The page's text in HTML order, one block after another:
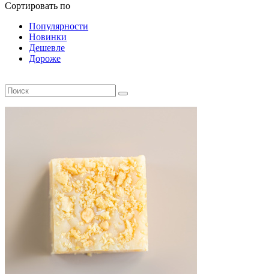
Сортировать по
Популярности
Новинки
Дешевле
Дороже